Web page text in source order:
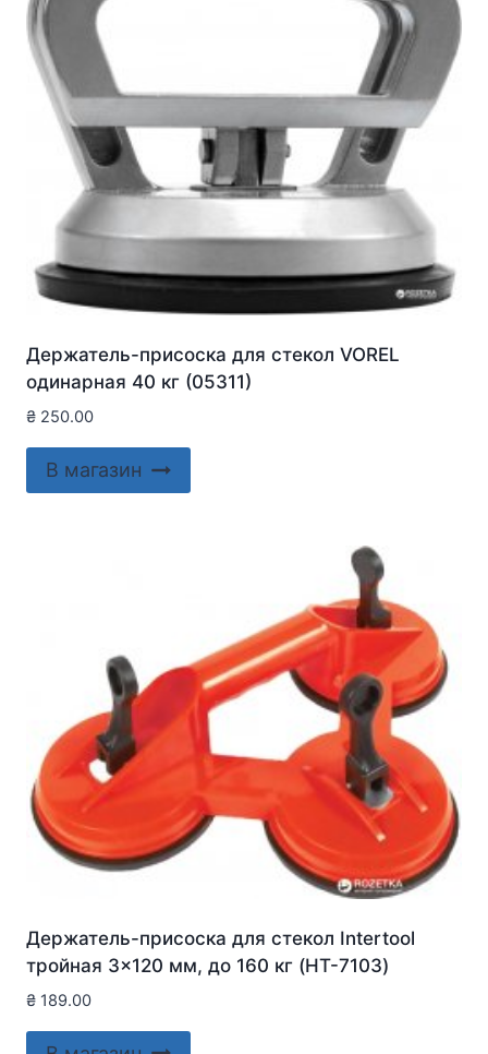
Держатель-присоска для стекол VOREL
одинарная 40 кг (05311)
₴ 250.00
В магазин
Держатель-присоска для стекол Intertool
тройная 3×120 мм, до 160 кг (HT-7103)
₴ 189.00